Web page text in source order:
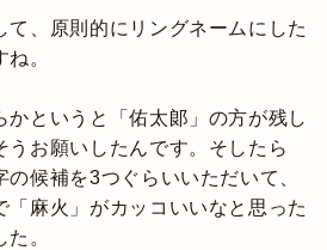
て、原則的にリングネームにした
。
というと「佑太郞」の方が残し
うお願いしたんです。そしたら
の候補を3つぐらいいただいて、
「麻火」がカッコいいなと思った
。